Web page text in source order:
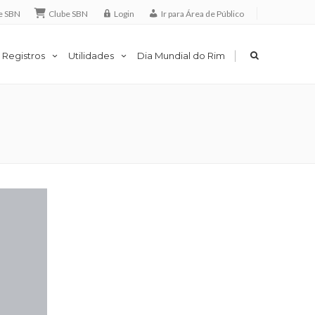
SBN Clube SBN Login Ir para Área de Público
Registros Utilidades Dia Mundial do Rim |